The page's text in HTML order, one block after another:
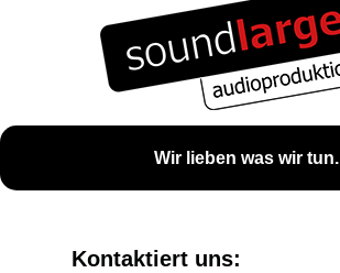
Wir lieben was wir tun.
Kontaktiert uns: